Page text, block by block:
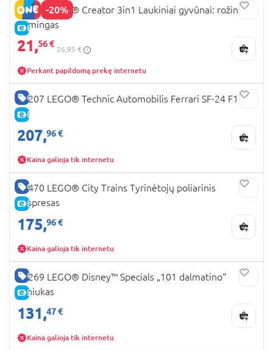
-20%
E-KAINA
31170 LEGO® Creator 3in1 Laukiniai gyvūnai: rožinis
flamingas
21,56 €
26,95 €
Perkant papildomą prekę internetu
GERA KAINA
E-KAINA
42207 LEGO® Technic Automobilis Ferrari SF-24 F1
207,96 €
Kaina galioja tik internetu
GERA KAINA
E-KAINA
60470 LEGO® City Trains Tyrinėtojų poliarinis
ekspresas
175,96 €
Kaina galioja tik internetu
GERA KAINA
E-KAINA
43269 LEGO® Disney™ Specials „101 dalmatino“
šuniukas
131,47 €
Kaina galioja tik internetu